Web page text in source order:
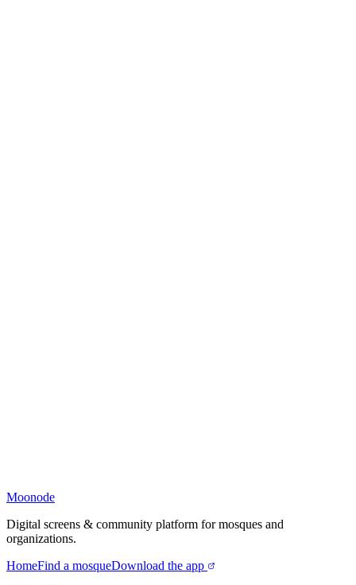
Moonode
Digital screens & community platform for mosques and
organizations.
HomeFind a mosqueDownload the app